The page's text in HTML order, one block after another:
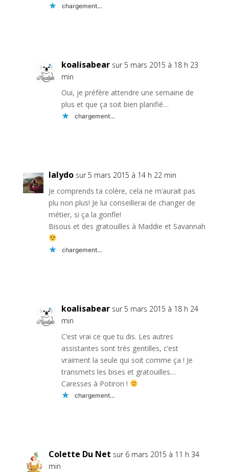
chargement…
koalisabear sur 5 mars 2015 à 18 h 23
min
Oui, je préfère attendre une semaine de
plus et que ça soit bien planifié…
chargement…
lalydo sur 5 mars 2015 à 14 h 22 min
Je comprends ta colère, cela ne m’aurait pas
plu non plus! Je lui conseillerai de changer de
métier, si ça la gonfle!
Bisous et des gratouilles à Maddie et Savannah
chargement…
koalisabear sur 5 mars 2015 à 18 h 24
min
C’est vrai ce que tu dis. Les autres
assistantes sont très gentilles, c’est
vraiment la seule qui soit comme ça ! Je
transmets les bises et gratouilles…
Caresses à Potiron !
chargement…
Colette Du Net sur 6 mars 2015 à 11 h 34
min